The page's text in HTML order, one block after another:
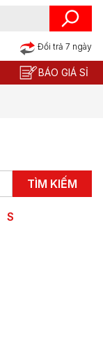
Đổi trả 7 ngày
BÁO GIÁ SỈ
TÌM KIẾM
S